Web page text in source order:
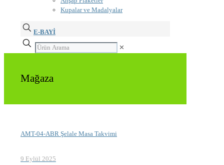
Kupalar ve Madalyalar
E-BAYİ
✕
Mağaza
AMT-04-ABR Şelale Masa Takvimi
9 Eylül 2025